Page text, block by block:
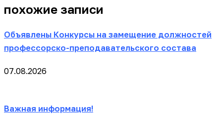
похожие записи
Объявлены Конкурсы на замещение должностей
профессорско-преподавательского состава
07.08.2026
Важная информация!